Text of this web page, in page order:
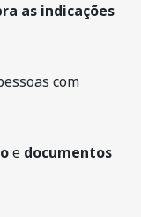
as indicações
com
e documentos